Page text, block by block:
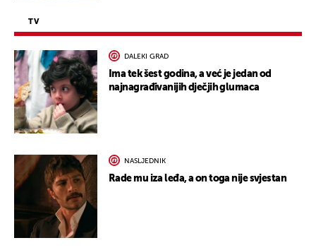
TV
DALEKI GRAD
Ima tek šest godina, a već je jedan od
najnagrađivanijih dječjih glumaca
NASLJEDNIK
Rade mu iza leđa, a on toga nije svjestan